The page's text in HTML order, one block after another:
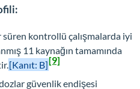
süren kontrollü çalışmalarda iyi
11 kaynağın tamamında
[Kanıt: B][9]
güvenlik endişesi